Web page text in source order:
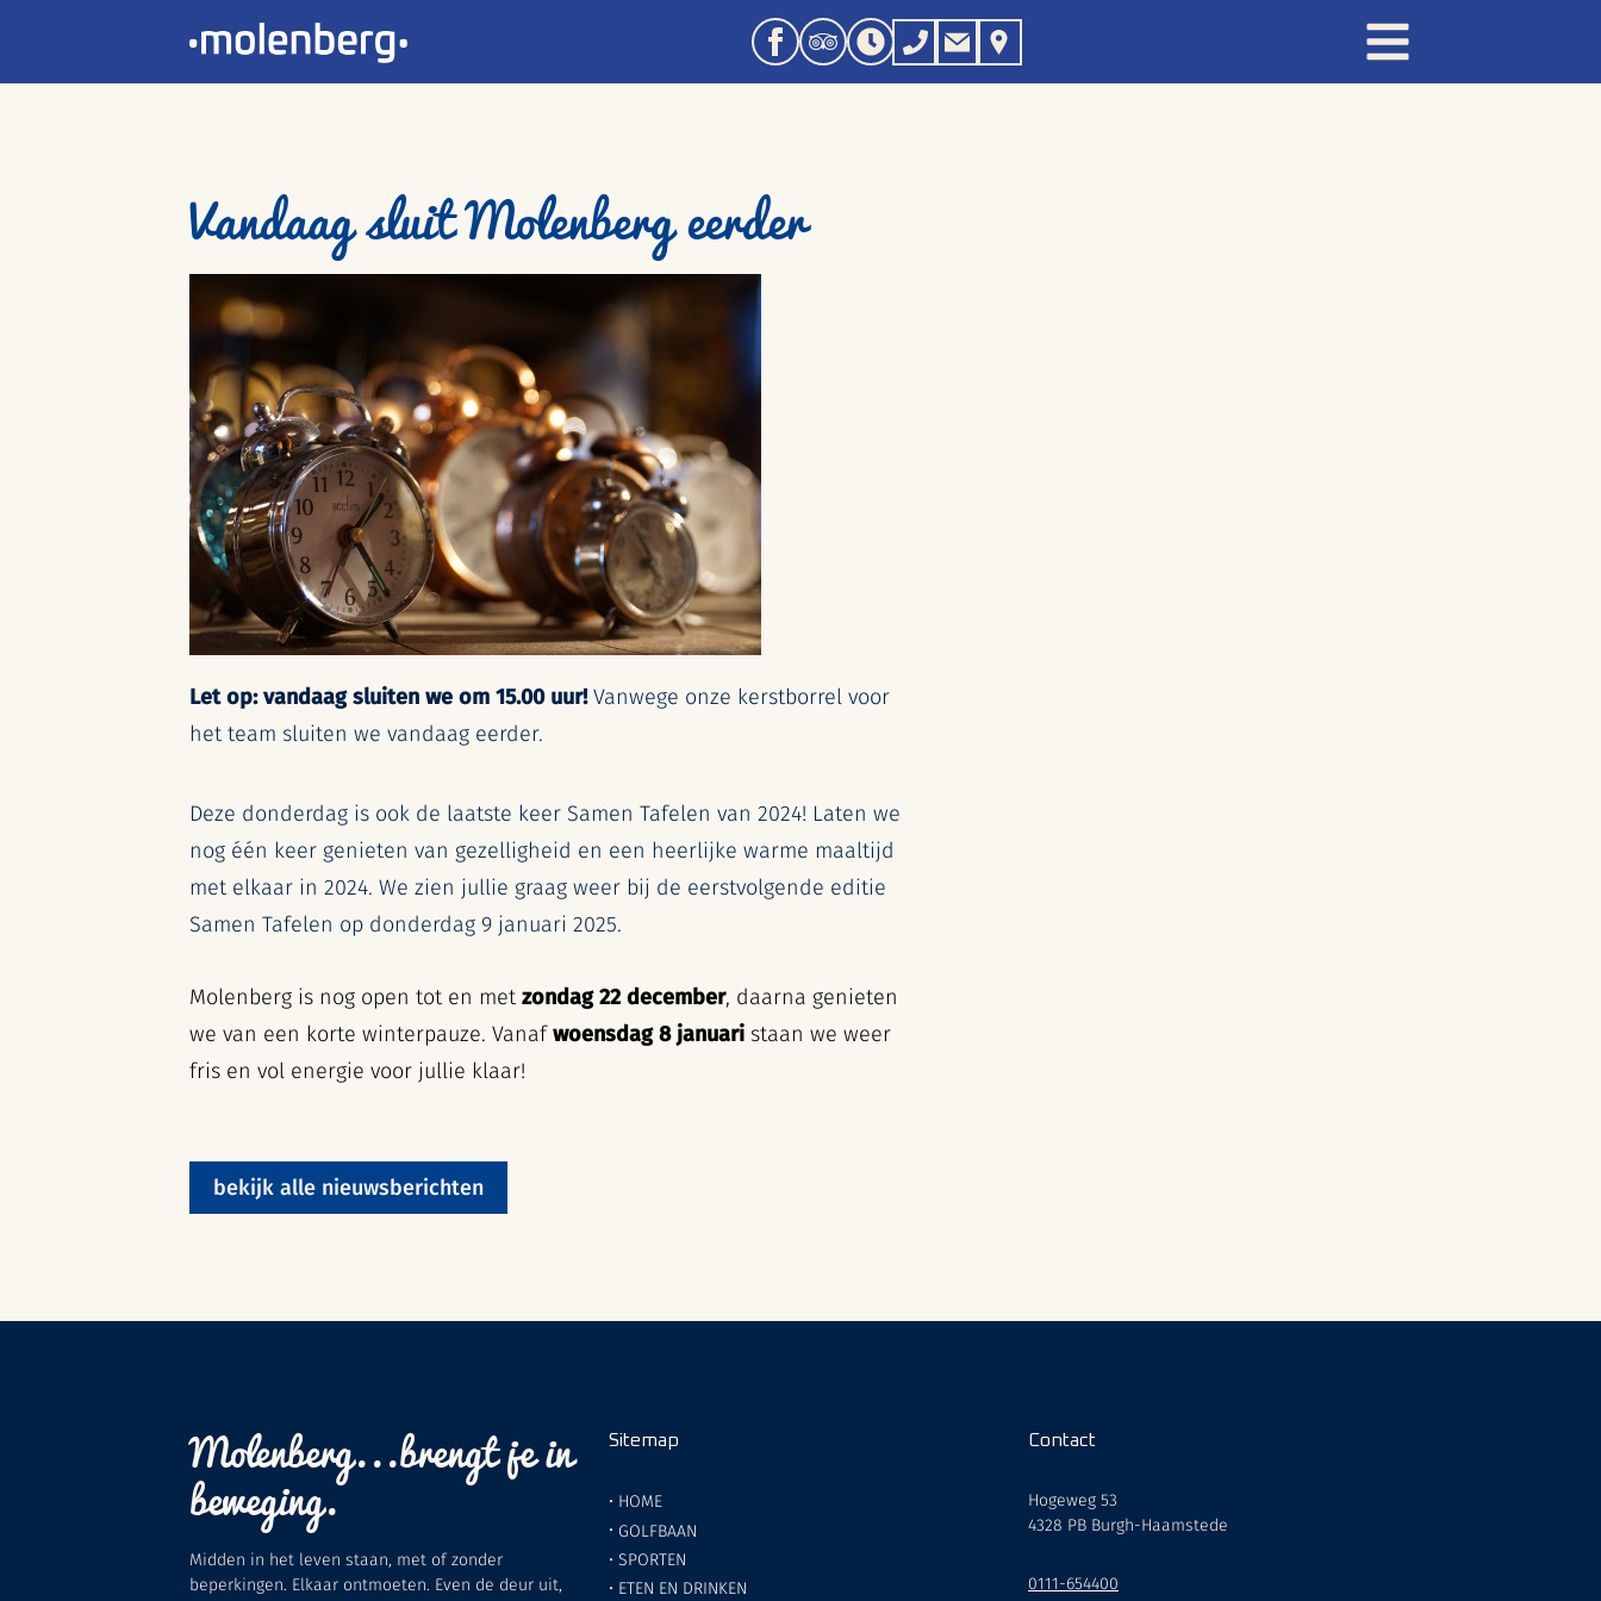
Vandaag sluit Molenberg eerder
Let op: vandaag sluiten we om 15.00 uur!Vanwege onze kerstborrel voor
het team sluiten we vandaag eerder.
Deze donderdag is ook de laatste keer Samen Tafelen van 2024! Laten we
nog één keer genieten van gezelligheid en een heerlijke warme maaltijd
met elkaar in 2024. We zien jullie graag weer bij de eerstvolgende editie
Samen Tafelen op donderdag 9 januari 2025.
Molenberg is nog open tot en met zondag 22 december, daarna genieten
we van een korte winterpauze. Vanafwoensdag 8 januari staan we weer
fris en vol energie voor jullie klaar!
bekijk alle nieuwsberichten
Molenberg...brengt je in
beweging.
Midden in het leven staan, met of zonder
beperkingen. Elkaar ontmoeten. Even de deur uit,
Sitemap
• HOME
• GOLFBAAN
• SPORTEN
• ETEN EN DRINKEN
Contact
Hogeweg 53
4328 PB Burgh-Haamstede
0111-654400